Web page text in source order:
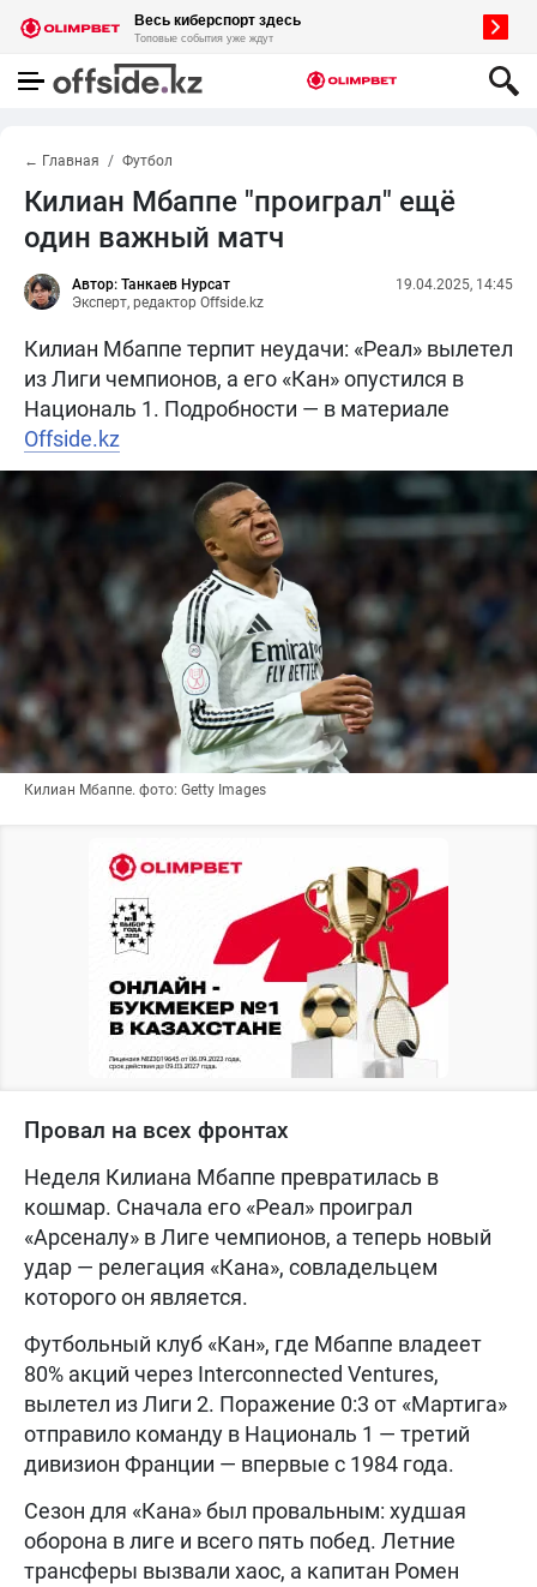
← Главная Футбол
Килиан Мбаппе "проиграл" ещё
один важный матч
Автор: Танкаев Нурсат
Эксперт, редактор Offside.kz
19.04.2025, 14:45
Килиан Мбаппе терпит неудачи: «Реал» вылетел
из Лиги чемпионов, а его «Кан» опустился в
Националь 1. Подробности — в материале
Offside.kz
Килиан Мбаппе. фото: Getty Images
Провал на всех фронтах
Неделя Килиана Мбаппе превратилась в
кошмар. Сначала его «Реал» проиграл
«Арсеналу» в Лиге чемпионов, а теперь новый
удар — релегация «Кана», совладельцем
которого он является.
Футбольный клуб «Кан», где Мбаппе владеет
80% акций через Interconnected Ventures,
вылетел из Лиги 2. Поражение 0:3 от «Мартига»
отправило команду в Националь 1 — третий
дивизион Франции — впервые с 1984 года.
Сезон для «Кана» был провальным: худшая
оборона в лиге и всего пять побед. Летние
трансферы вызвали хаос, а капитан Ромен